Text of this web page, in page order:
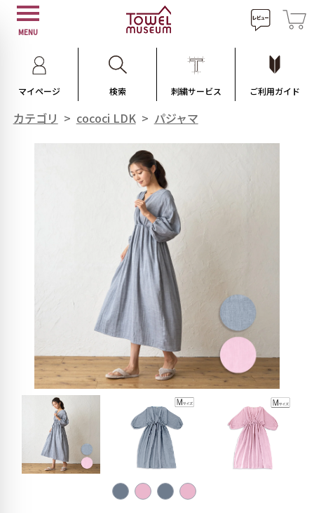
MENU
マイページ 検索 刺繍サービス ご利用ガイド
カテゴリ > cococi LDK > パジャマ